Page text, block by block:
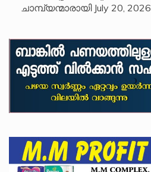
ചാമ്പ്യന്മാരായി July 20, 2026